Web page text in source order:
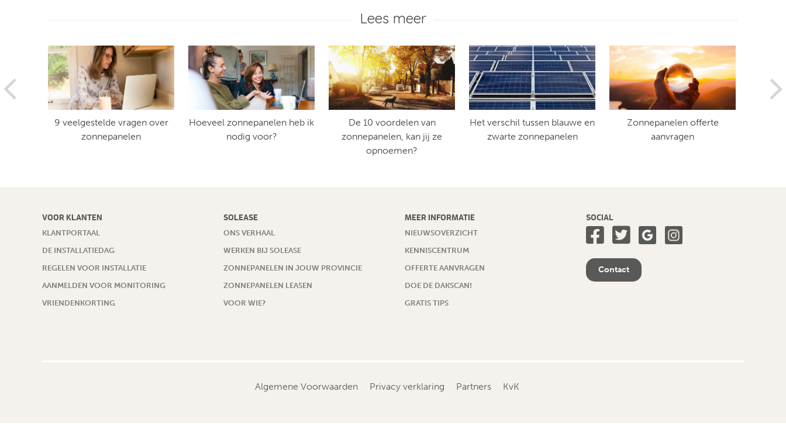
Lees meer
9 veelgestelde vragen over
zonnepanelen
Hoeveel zonnepanelen heb ik
nodig voor?
De 10 voordelen van
zonnepanelen, kan jij ze
opnoemen?
Het verschil tussen blauwe en
zwarte zonnepanelen
Zonnepanelen offerte
aanvragen
VOOR KLANTEN
KLANTPORTAAL
DE INSTALLATIEDAG
REGELEN VOOR INSTALLATIE
AANMELDEN VOOR MONITORING
VRIENDENKORTING
SOLEASE
ONS VERHAAL
WERKEN BIJ SOLEASE
ZONNEPANELEN IN JOUW PROVINCIE
ZONNEPANELEN LEASEN
VOOR WIE?
MEER INFORMATIE
NIEUWSOVERZICHT
KENNISCENTRUM
OFFERTE AANVRAGEN
DOE DE DAKSCAN!
GRATIS TIPS
SOCIAL
Contact
Algemene Voorwaarden Privacy verklaring Partners KvK